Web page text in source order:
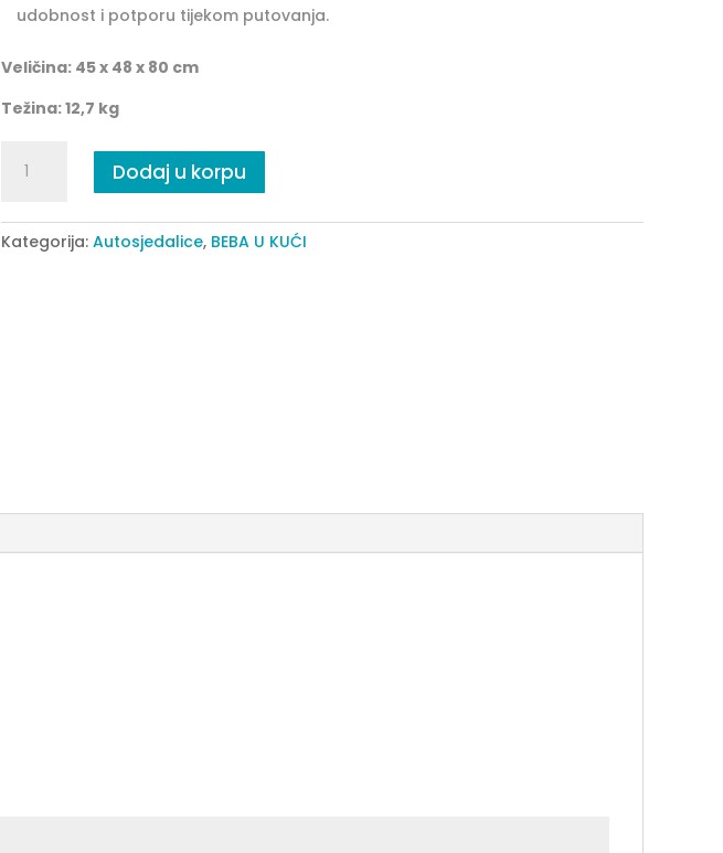
udobnost i potporu tijekom putovanja.
Veličina: 45 x 48 x 80 cm
Težina: 12,7 kg
Autosjedalica
DRACO
quantity
Dodaj u korpu
Kategorija: Autosjedalice, BEBA U KUĆI